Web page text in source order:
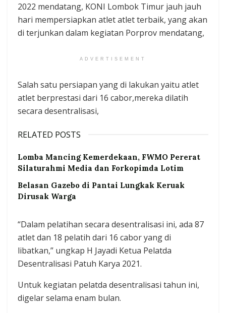
2022 mendatang, KONI Lombok Timur jauh jauh
hari mempersiapkan atlet atlet terbaik, yang akan
di terjunkan dalam kegiatan Porprov mendatang,
ADVERTISEMENT
Salah satu persiapan yang di lakukan yaitu atlet
atlet berprestasi dari 16 cabor,mereka dilatih
secara desentralisasi,
RELATED POSTS
Lomba Mancing Kemerdekaan, FWMO Pererat
Silaturahmi Media dan Forkopimda Lotim
Belasan Gazebo di Pantai Lungkak Keruak
Dirusak Warga
“Dalam pelatihan secara desentralisasi ini, ada 87
atlet dan 18 pelatih dari 16 cabor yang di
libatkan,” ungkap H Jayadi Ketua Pelatda
Desentralisasi Patuh Karya 2021.
Untuk kegiatan pelatda desentralisasi tahun ini,
digelar selama enam bulan.